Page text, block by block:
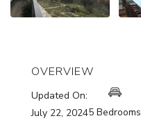
OVERVIEW
Updated On:
July 22, 20245 Bedrooms